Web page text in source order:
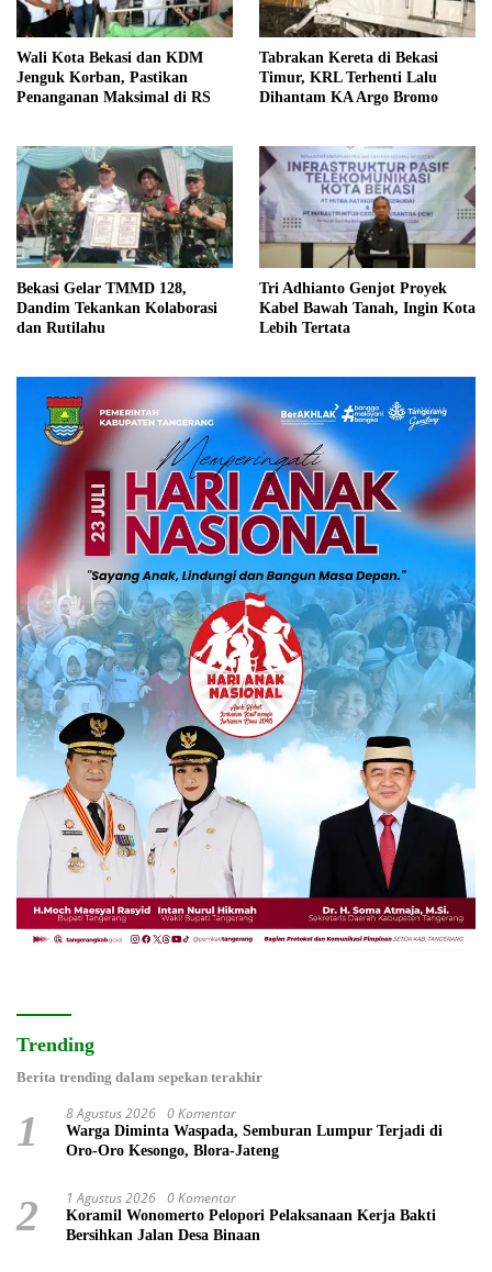
Wali Kota Bekasi dan KDM
Jenguk Korban, Pastikan
Penanganan Maksimal di RS
Tabrakan Kereta di Bekasi
Timur, KRL Terhenti Lalu
Dihantam KA Argo Bromo
Bekasi Gelar TMMD 128,
Dandim Tekankan Kolaborasi
dan Rutilahu
Tri Adhianto Genjot Proyek
Kabel Bawah Tanah, Ingin Kota
Lebih Tertata
Trending
Berita trending dalam sepekan terakhir
1 8 Agustus 2026 0 Komentar
Warga Diminta Waspada, Semburan Lumpur Terjadi di
Oro-Oro Kesongo, Blora-Jateng
2 1 Agustus 2026 0 Komentar
Koramil Wonomerto Pelopori Pelaksanaan Kerja Bakti
Bersihkan Jalan Desa Binaan